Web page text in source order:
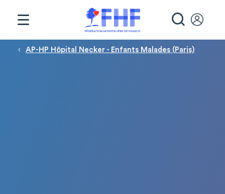
Fil d'Ariane
AP-HP Hôpital Necker - Enfants Malades (Paris)
Panneau de gestion des cookies